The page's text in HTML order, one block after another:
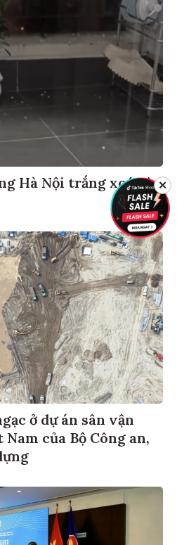
Hà Nội trắng xoá vì
ở dự án sân vận
của Bộ Công an,
✕